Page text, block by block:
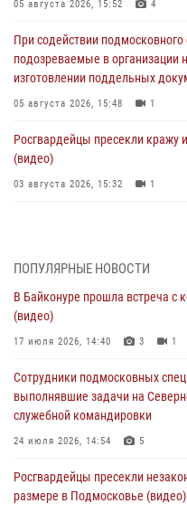
05 августа 2026, 15:52 4
При содействии
подозреваемые в организации
изготовлении поддельных
05 августа 2026, 15:48 1
Росгвардейцы пресекли кражу
(видео)
03 августа 2026, 15:32 1
03 августа 2026, 15:08 1
В Подмосковье отметили
«Пересвет»
02 августа 2026, 18:01
Офицер подмосковного главка
«Радио 1»
01 августа 2026, 17:57
крупную сумму в Подмосковье
31 июля 2026, 13:00
ПОПУЛЯРНЫЕ НОВОСТИ
В Байконуре прошла встреча с
(видео)
17 июля 2026, 14:40 3 1
Сотрудники подмосковных
выполнявшие задачи на
служебной командировки
24 июля 2026, 14:54 5
Росгвардейцы пресекли
размере в Подмосковье (видео)